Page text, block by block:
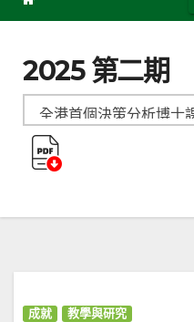
2025 第二期
成就 教學與研究